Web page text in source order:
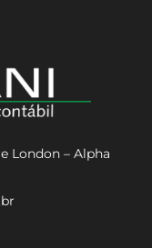
London – Alpha